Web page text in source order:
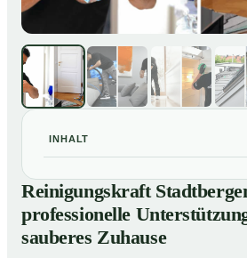
INHALT
01Reinigungskraft Stadtbergen –
Unterstützung für ein sauberes
02 Unsere Leistungen im Überblick
Reinigungskraft
professionelle
sauberes Zuhause